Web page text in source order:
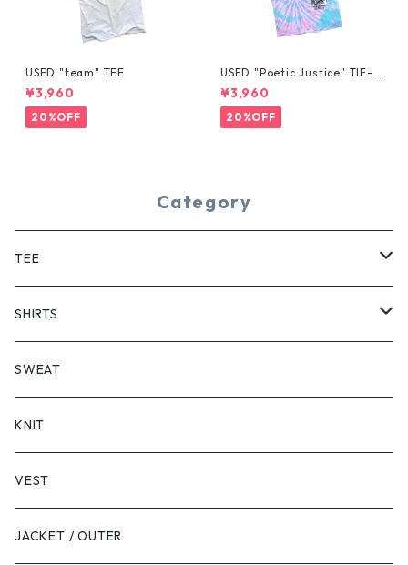
USED "team" TEE
¥3,960
20%OFF
USED "Poetic Justice" TIE-D
YE TEE
¥3,960
20%OFF
Category
TEE
SHORT SLEEVE
LONG SLEEVE
SHIRTS
SHORT SLEEVE
LONG SLEEVE
SWEAT
KNIT
VEST
JACKET / OUTER